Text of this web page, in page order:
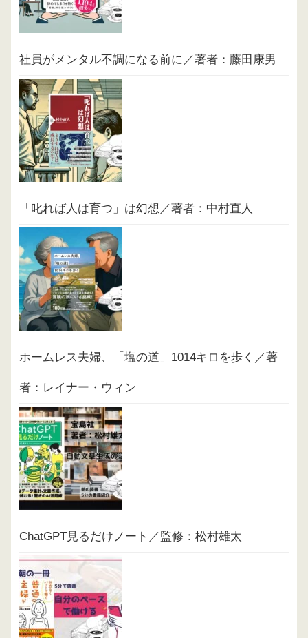
社員がメンタル不調になる前に／著者：藤田康男
「叱れば人は育つ」は幻想／著者：中村直人
ホームレス夫婦、「塩の道」1014キロを歩く／著
者：レイナー・ウィン
ChatGPT見るだけノート／監修：松村雄太